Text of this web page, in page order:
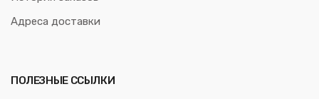
Адреса доставки
ПОЛЕЗНЫЕ ССЫЛКИ